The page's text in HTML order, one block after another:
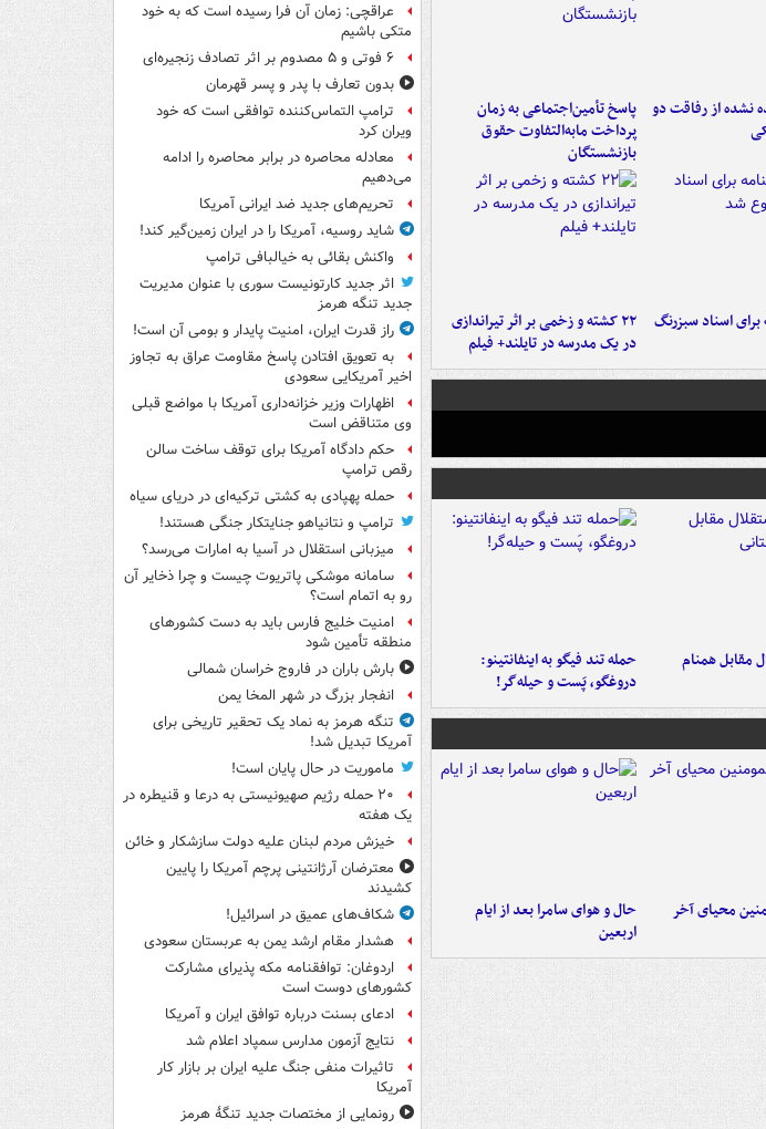
از رفاقت دو
پاسخ تأمین‌اجتماعی به زمان
پرداخت مابه‌التفاوت حقوق
بازنشستگان
برای اسناد سبزرنگ
۲۲ کشته و زخمی بر اثر تیراندازی
در یک مدرسه در تایلند+ فیلم
مقابل همنام
حمله تند فیگو به اینفانتینو:
دروغگو، پَست‌ و حیله‌گر!
محیای آخر
حال و هوای سامرا بعد از ایام
اربعین
عراقچی: زمان آن فرا رسیده است که به خود
متکی باشیم
۶ فوتی و ۵ مصدوم بر اثر تصادف زنجیره‌ای
بدون تعارف با پدر و پسر قهرمان
ترامپ التماس‌کننده توافقی است که خود
ویران کرد
معادله محاصره در برابر محاصره را ادامه
می‌دهیم
تحریم‌های جدید ضد ایرانی آمریکا
شاید روسیه، آمریکا را در ایران زمین‌گیر کند!
واکنش بقائی به خیالبافی ترامپ
اثر جدید کارتونیست سوری با عنوان مدیریت
جدید تنگه هرمز
راز قدرت ایران، امنیت پایدار و بومی آن است!
به تعویق افتادن پاسخ مقاومت عراق به تجاوز
اخیر آمریکایی سعودی
اظهارات وزیر خزانه‌داری آمریکا با مواضع قبلی
وی متناقض است
حکم دادگاه آمریکا برای توقف ساخت سالن
رقص ترامپ
حمله پهپادی به کشتی ترکیه‌ای در دریای سیاه
ترامپ و نتانیاهو جنایتکار جنگی هستند!
میزبانی استقلال در آسیا به امارات می‌رسد؟
سامانه موشکی پاتریوت چیست و چرا ذخایر آن
رو به اتمام است؟
امنیت خلیج فارس باید به دست کشورهای
منطقه تأمین شود
بارش باران در فاروج خراسان شمالی
انفجار بزرگ در شهر المخا یمن
تنگه هرمز به نماد یک تحقیر تاریخی برای
آمریکا تبدیل شد!
ماموریت در حال پایان است!
۲۰ حمله رژیم صهیونیستی به درعا و قنیطره در
یک هفته
خیزش مردم لبنان علیه دولت سازشکار و خائن
معترضان آرژانتینی پرچم آمریکا را پایین
کشیدند
شکاف‌های عمیق در اسرائیل!
هشدار مقام ارشد یمن به عربستان سعودی
اردوغان: توافقنامه مکه پذیرای مشارکت
کشورهای دوست است
ادعای بسنت درباره توافق ایران و آمریکا
نتایج آزمون مدارس سمپاد اعلام شد
تاثیرات منفی جنگ علیه ایران بر بازار کار
آمریکا
رونمایی از مختصات جدید تنگۀ هرمز